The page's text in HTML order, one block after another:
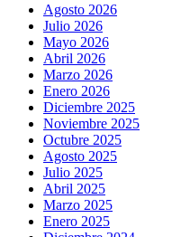
Agosto 2026
Julio 2026
Mayo 2026
Abril 2026
Marzo 2026
Enero 2026
Diciembre 2025
Noviembre 2025
Octubre 2025
Agosto 2025
Julio 2025
Abril 2025
Marzo 2025
Enero 2025